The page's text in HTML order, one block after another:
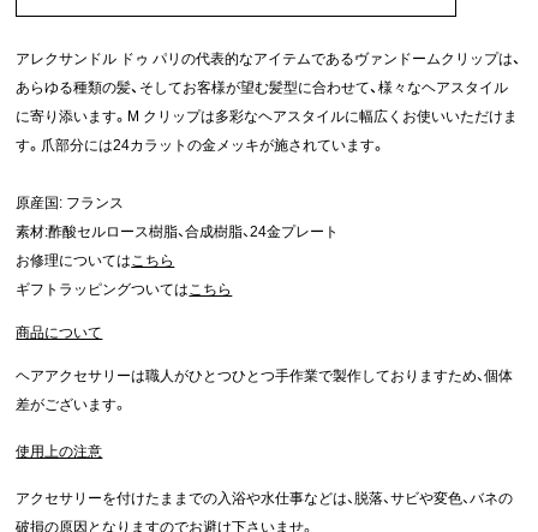
アレクサンドル ドゥ パリの代表的なアイテムであるヴァンドームクリップは、
あらゆる種類の髪、そしてお客様が望む髪型に合わせて、様々なヘアスタイル
に寄り添います。M クリップは多彩なヘアスタイルに幅広くお使いいただけま
す。爪部分には24カラットの金メッキが施されています。
原産国: フランス
素材:酢酸セルロース樹脂、合成樹脂、24金プレート
お修理についてはこちら
ギフトラッピングついてはこちら
商品について
ヘアアクセサリーは職人がひとつひとつ手作業で製作しておりますため、個体
差がございます。
使用上の注意
アクセサリーを付けたままでの入浴や水仕事などは、脱落、サビや変色、バネの
破損の原因となりますのでお避け下さいませ。